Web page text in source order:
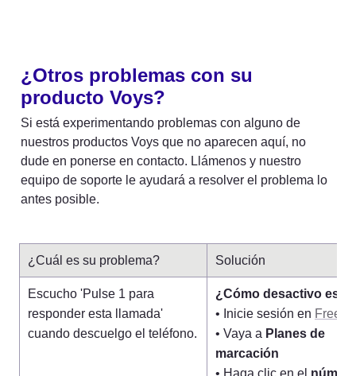
¿Otros problemas con su
producto Voys?
Si está experimentando problemas con alguno de
nuestros productos Voys que no aparecen aquí, no
dude en ponerse en contacto. Llámenos y nuestro
equipo de soporte le ayudará a resolver el problema lo
antes posible.
¿Cuál es su problema? Solución
Escucho 'Pulse 1 para
responder esta llamada'
cuando descuelgo el teléfono.
¿Cómo desactivo
• Inicie sesión en
• Vaya a Planes de
marcación
• Haga clic en el